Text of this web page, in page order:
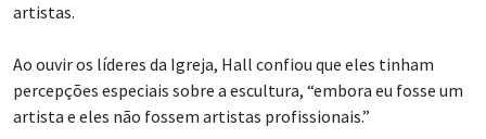
artistas.
Ao ouvir os líderes da Igreja, Hall confiou que eles tinham
percepções especiais sobre a escultura, “embora eu fosse um
artista e eles não fossem artistas profissionais.”